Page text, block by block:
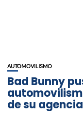
AUTOMOVILISMO
Bad Bunny
de su